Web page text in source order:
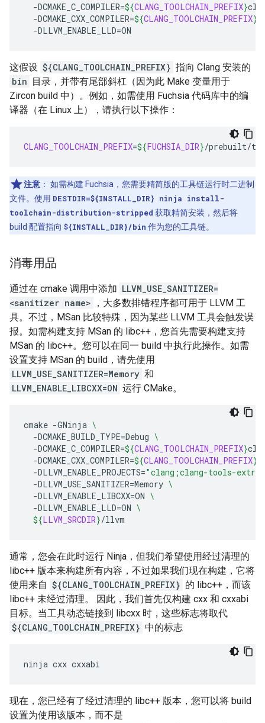
-DCMAKE_C_COMPILER=${CLANG_TOOLCHAIN_PREFIX}
-DCMAKE_CXX_COMPILER=${CLANG_TOOLCHAIN_PREFIX}
-DLLVM_ENABLE_LLD=
这假设 ${CLANG_TOOLCHAIN_PREFIX} 指向 Clang 安装的
bin 目录，并带有尾部斜杠（因为此 Make 变量用于
Zircon build 中）。例如，如需使用 Fuchsia 代码库中的编
译器（在 Linux 上），请执行以下操作：
CLANG_TOOLCHAIN_PREFIX=${FUCHSIA_DIR}
注意 ： 如需构建 Fuchsia，您需要精简版的工具链运行时二进制
文件。使用 DESTDIR=${INSTALL_DIR} ninja install-
toolchain-distribution-stripped 获取精简安装，然后将
build 配置指向 ${INSTALL_DIR}/bin 作为您的工具链。
消毒用品
通过在 cmake 调用中添加 LLVM_USE_SANITIZER=
<sanitizer name>
，大多数排错程序都可用于 LLVM 工
具。不过，MSan 比较特殊，因为某些 LLVM 工具会触发误
报。如需构建支持 MSan 的 libc++，您首先需要构建支持
MSan 的 libc++。您可以在同一 build 中执行此操作。如需
设置支持 MSan 的 build，请先使用
LLVM_USE_SANITIZER=Memory 和
LLVM_ENABLE_LIBCXX=ON 运行 CMake。
cmake -GNinja \
-DCMAKE_BUILD_TYPE=Debug \
-DCMAKE_C_COMPILER=${CLANG_TOOLCHAIN_PREFIX}
-DCMAKE_CXX_COMPILER=${CLANG_TOOLCHAIN_PREFIX}
-DLLVM_ENABLE_PROJECTS="clang;clang-tools-
-DLLVM_USE_SANITIZER=Memory \
-DLLVM_ENABLE_LIBCXX=ON \
-DLLVM_ENABLE_LLD=ON \
${LLVM_SRCDIR}
通常，您会在此时运行 Ninja，但我们希望使用经过清理的
libc++ 版本来构建所有内容，不过如果我们现在构建，它将
使用来自 ${CLANG_TOOLCHAIN_PREFIX} 的 libc++，而该
libc++ 未经过清理。 因此，我们首先仅构建 cxx 和 cxxabi
目标。当工具动态链接到 libcxx 时，这些标志将取代
${CLANG_TOOLCHAIN_PREFIX} 中的标志
ninja cxx
现在，您已经有了经过清理的 libc++ 版本，您可以将 build
设置为使用该版本，而不是